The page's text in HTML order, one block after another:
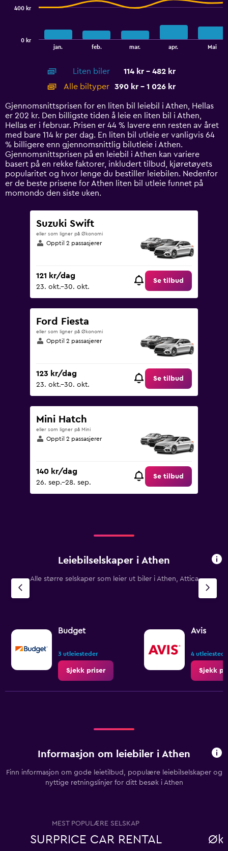
14
categories.
The
chart
has
1
Y
axis
displaying
values.
Range:
jan. feb. mar. apr. Mai
0 kr
400 kr
Liten biler
114 kr - 482 kr
Alle biltyper
390 kr - 1 026 kr
Gjennomsnittsprisen for en liten bil leiebil i Athen, Hellas
er 202 kr. Den billigste tiden å leie en liten bil i Athen,
Hellas er i februar. Prisen er 44 % lavere enn resten av året
med bare 114 kr per dag. En liten bil utleie er vanligvis 64
% billigere enn gjennomsnittlig bilutleie i Athen.
Gjennomsnittsprisen på en leiebil i Athen kan variere
basert på en rekke faktorer, inkludert tilbud, kjøretøyets
popularitet og hvor lenge du bestiller leiebilen. Nedenfor
er de beste prisene for Athen liten bil utleie funnet på
momondo den siste uken.
Suzuki Swift
eller som ligner på Økonomi
Opptil 2 passasjerer
121 kr/dag
23. okt.–30. okt.
Se tilbud
Ford Fiesta
eller som ligner på Økonomi
Opptil 2 passasjerer
123 kr/dag
23. okt.–30. okt.
Se tilbud
Mini Hatch
eller som ligner på Mini
Opptil 2 passasjerer
140 kr/dag
26. sep.–28. sep.
Se tilbud
Leiebilselskaper i Athen
Alle større selskaper som leier ut biler i Athen, Attica
Budget
3 utleiesteder
Sjekk priser
Avis
4
Sjekk
Informasjon om leiebiler i Athen
Finn informasjon om gode leietilbud, populære leiebilselskaper og
nyttige retningslinjer for ditt besøk i Athen
MEST POPULÆRE SELSKAP
SURPRICE CAR RENTAL